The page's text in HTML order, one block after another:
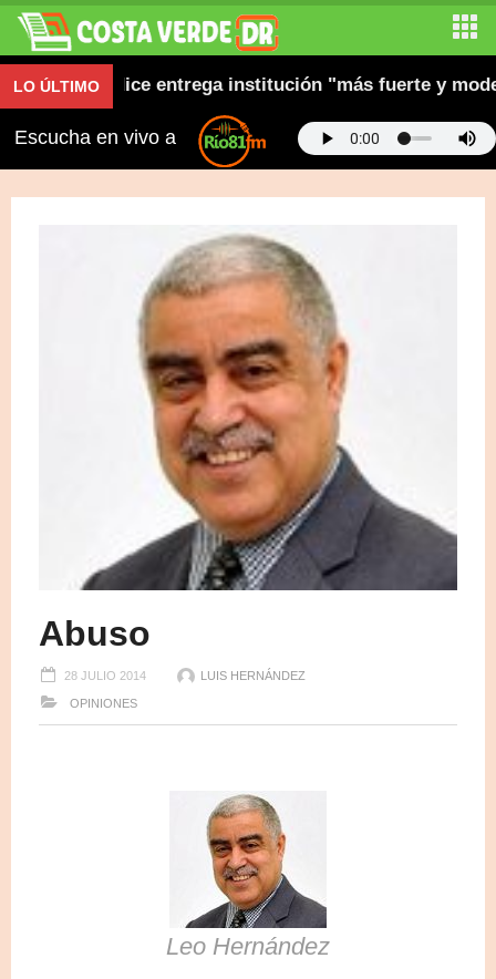
LO ÚLTIMOy dice entrega institución "más fuerte y
Escucha en vivo a
Abuso
28 JULIO 2014 LUIS HERNÁNDEZ
OPINIONES
Leo Hernández